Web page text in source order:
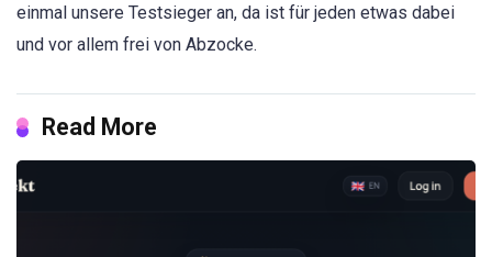
einmal unsere Testsieger an, da ist für jeden etwas dabei
und vor allem frei von Abzocke.
Read More